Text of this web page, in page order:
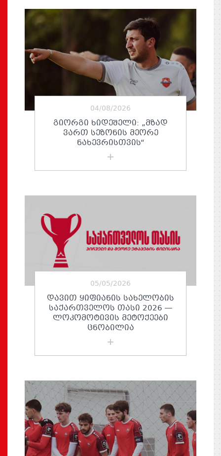
04/08/2026
ᲒᲘᲝᲠᲒᲘ ᲮᲘᲓᲔᲨᲔᲚᲘ: „ᲛᲖᲐᲓ
ᲕᲐᲠᲗ ᲡᲔᲖᲝᲜᲘᲡ ᲛᲔᲝᲠᲔ
ᲜᲐᲮᲔᲕᲠᲘᲡᲗᲕᲘᲡ“
05/05/2026
ᲓᲐᲕᲘᲗ ᲧᲘᲤᲘᲐᲜᲘᲡ ᲡᲐᲮᲔᲚᲝᲑᲘᲡ
ᲡᲐᲥᲐᲠᲗᲕᲔᲚᲝᲡ ᲗᲐᲡᲘ 2026 —
ᲚᲝᲙᲝᲛᲝᲢᲘᲕᲘᲡ ᲛᲔᲢᲝᲥᲔᲔᲑᲘ
ᲪᲜᲝᲑᲘᲚᲘᲐ